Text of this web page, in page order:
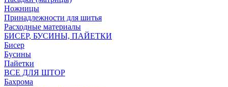
Ножницы
Принадлежности для шитья
Расходные материалы
БИСЕР, БУСИНЫ, ПАЙЕТКИ
Бисер
Бусины
Пайетки
ВСЕ ДЛЯ ШТОР
Бахрома